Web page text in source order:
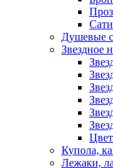
Душевые
Звездное
Купола,
Лежаки,